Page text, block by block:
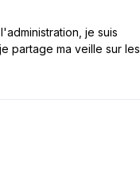
je suis
partage ma veille sur les